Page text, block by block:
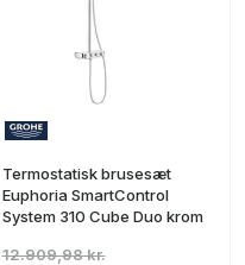
Termostatisk brusesæt
Euphoria SmartControl
System 310 Cube Duo krom
12.909,98 kr.